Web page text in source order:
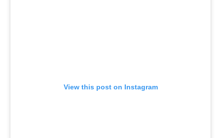
View this post on Instagram